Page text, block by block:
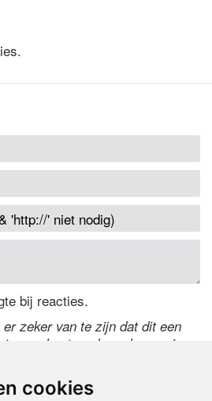
cookies
bij reacties.
zeker van te zijn dat dit een
onderstaande code over in